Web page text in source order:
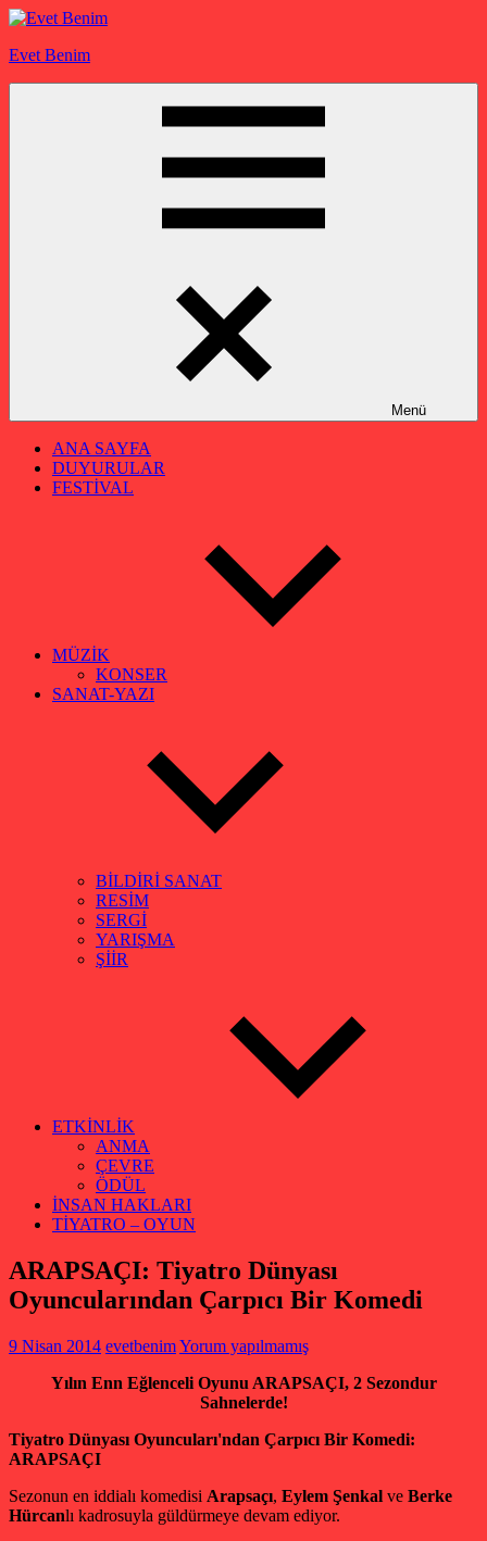
İçeriğe
Evet Benim
Menü
ANA SAYFA
DUYURULAR
FESTİVAL
MÜZİK
KONSER
SANAT-YAZI
BİLDİRİ SANAT
RESİM
SERGİ
YARIŞMA
ŞİİR
ETKİNLİK
ANMA
ÇEVRE
ÖDÜL
İNSAN HAKLARI
TİYATRO – OYUN
ARAPSAÇI: Tiyatro Dünyası
Oyuncularından Çarpıcı Bir Komedi
9 Nisan 2014 evetbenimYorum yapılmamış
Yılın Enn Eğlenceli Oyunu ARAPSAÇI, 2 Sezondur
Sahnelerde!
Tiyatro Dünyası Oyuncuları'ndan Çarpıcı Bir Komedi:
ARAPSAÇI
Sezonun en iddialı komedisi Arapsaçı, Eylem Şenkal ve Berke
Hürcanlı kadrosuyla güldürmeye devam ediyor.